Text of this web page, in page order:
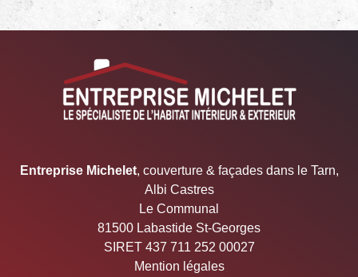
05.67.29.03.22 Entreprise Michelet
Entreprise Michelet, couverture & façades dans le Tarn,
Albi Castres
Le Communal
81500 Labastide St-Georges
SIRET 437 711 252 00027
Mention légales